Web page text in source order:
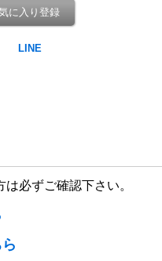
に入り登録
必ずご確認下さい。